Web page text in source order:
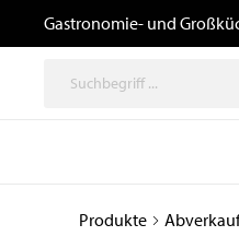
Gastronomie- und
Thermische
Produkte